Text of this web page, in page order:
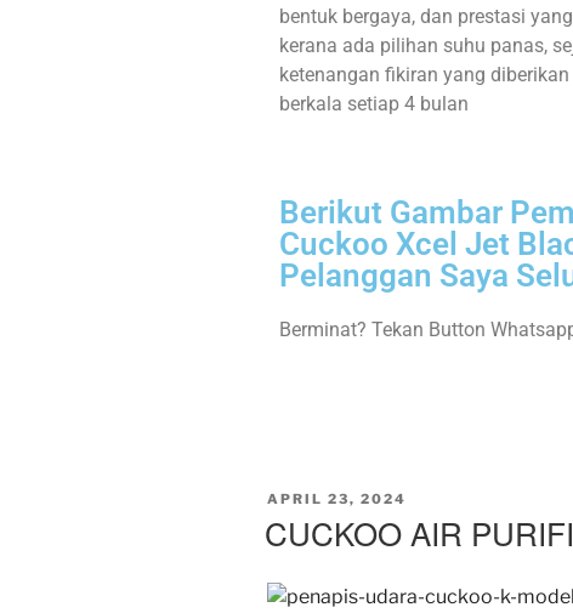
bentuk bergaya, dan prestasi
kerana ada pilihan suhu panas,
ketenangan fikiran yang
berkala setiap 4 bulan
Berikut Gambar
Cuckoo Xcel Jet
Pelanggan Saya
Berminat? Tekan Button
APRIL 23, 2024
CUCKOO AIR